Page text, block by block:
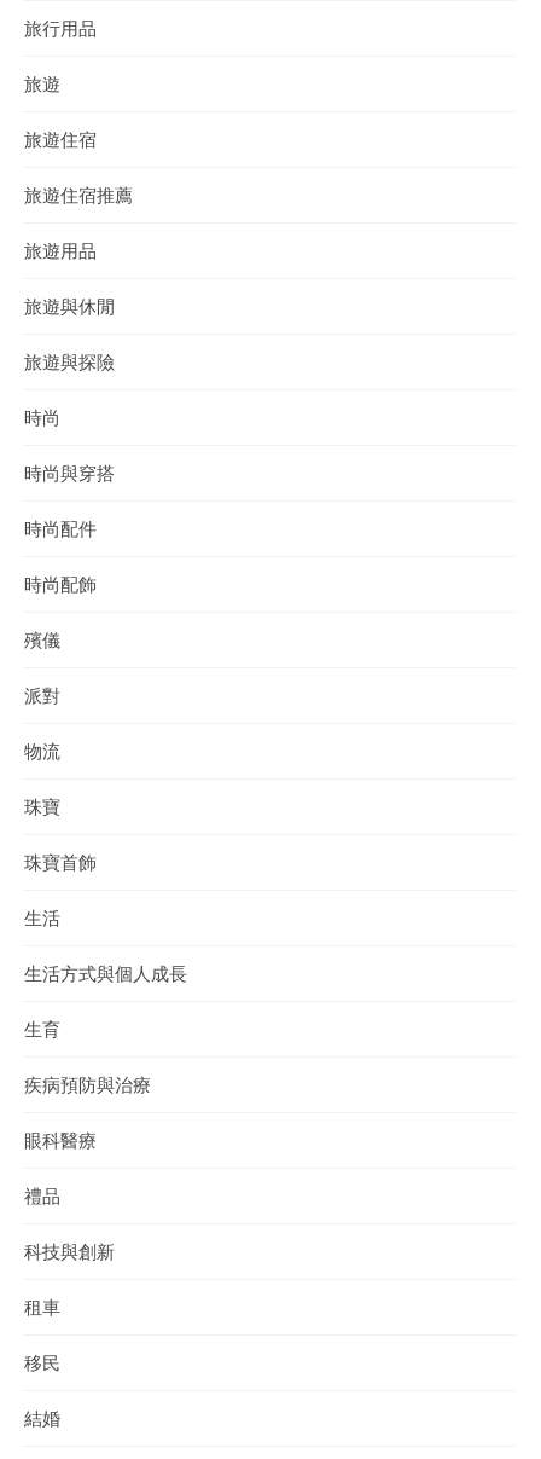
旅行用品
旅遊
旅遊住宿
旅遊住宿推薦
旅遊用品
旅遊與休閒
旅遊與探險
時尚
時尚與穿搭
時尚配件
時尚配飾
殯儀
派對
物流
珠寶
珠寶首飾
生活
生活方式與個人成長
生育
疾病預防與治療
眼科醫療
禮品
科技與創新
租車
移民
結婚